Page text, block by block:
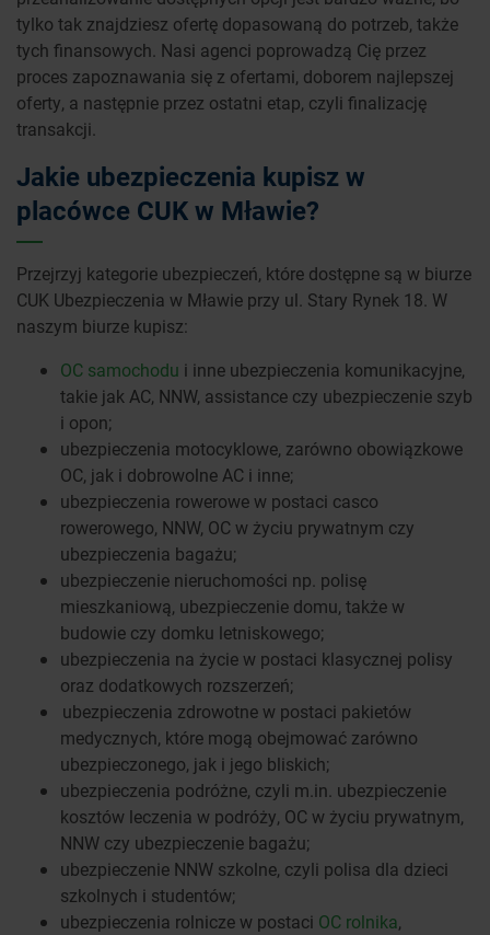
tylko tak znajdziesz ofertę dopasowaną do potrzeb, także
tych finansowych. Nasi agenci poprowadzą Cię przez
proces zapoznawania się z ofertami, doborem najlepszej
oferty, a następnie przez ostatni etap, czyli finalizację
transakcji.
Jakie ubezpieczenia kupisz w
placówce CUK w Mławie?
Przejrzyj kategorie ubezpieczeń, które dostępne są w biurze
CUK Ubezpieczenia w Mławie przy ul. Stary Rynek 18. W
naszym biurze kupisz:
OC samochodu i inne ubezpieczenia komunikacyjne,
takie jak AC, NNW, assistance czy ubezpieczenie szyb
i opon;
ubezpieczenia motocyklowe, zarówno obowiązkowe
OC, jak i dobrowolne AC i inne;
ubezpieczenia rowerowe w postaci casco
rowerowego, NNW, OC w życiu prywatnym czy
ubezpieczenia bagażu;
ubezpieczenie nieruchomości np. polisę
mieszkaniową, ubezpieczenie domu, także w
budowie czy domku letniskowego;
ubezpieczenia na życie w postaci klasycznej polisy
oraz dodatkowych rozszerzeń;
ubezpieczenia zdrowotne w postaci pakietów
medycznych, które mogą obejmować zarówno
ubezpieczonego, jak i jego bliskich;
ubezpieczenia podróżne, czyli m.in. ubezpieczenie
kosztów leczenia w podróży, OC w życiu prywatnym,
NNW czy ubezpieczenie bagażu;
ubezpieczenie NNW szkolne, czyli polisa dla dzieci
szkolnych i studentów;
ubezpieczenia rolnicze w postaci OC rolnika,